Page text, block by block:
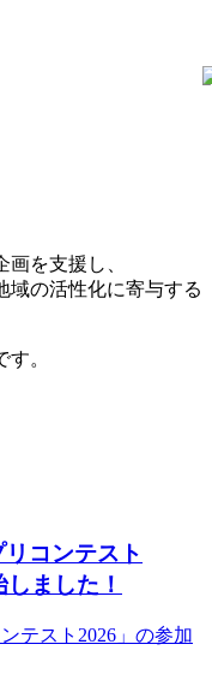
を支援し、
域の活性化に寄与する
。
リコンテスト
ました！
テスト2026」の参加